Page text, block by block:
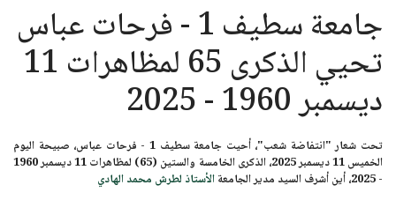
جامعة سطيف 1 - فرحات عباس
تحيي الذكرى 65 لمظاهرات 11
ديسمبر 1960 - 2025
تحت شعار "انتفاضة شعب"، أحيت جامعة سطيف 1 - فرحات عباس
، صبيحة اليوم
الخميس 11 ديسمبر 2025
، الذكرى الخامسة والستين (65) لمظاهرات
11 ديسمبر 1960
- 2025
، أين أشرف السيد مدير الجامعةالأستاذ لطرش محمد الهادي